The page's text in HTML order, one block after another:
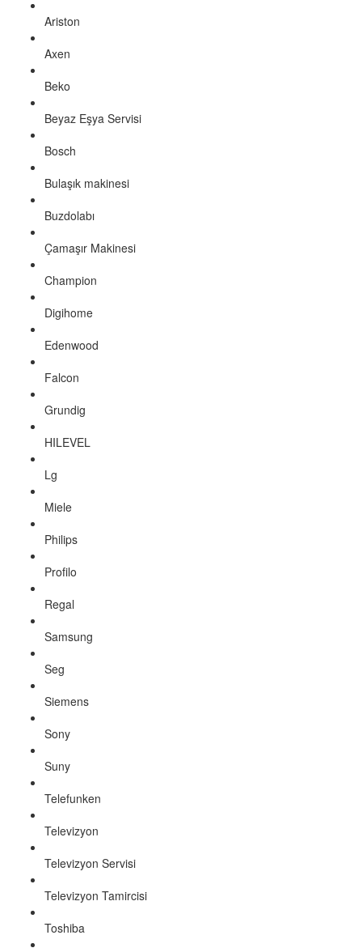
Ariston
Axen
Beko
Beyaz Eşya Servisi
Bosch
Bulaşık makinesi
Buzdolabı
Çamaşır Makinesi
Champion
Digihome
Edenwood
Falcon
Grundig
HILEVEL
Lg
Miele
Philips
Profilo
Regal
Samsung
Seg
Siemens
Sony
Suny
Telefunken
Televizyon
Televizyon Servisi
Televizyon Tamircisi
Toshiba